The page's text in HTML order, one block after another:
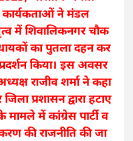
कार्यकताओं ने मंडल
में शिवालिकनगर चौक
का पुतला दहन कर
किया। इस अवसर
राजीव शर्मा ने कहा
प्रशासन द्वारा हटाए
में कांग्रेस पार्टी व
की राजनीति की जा